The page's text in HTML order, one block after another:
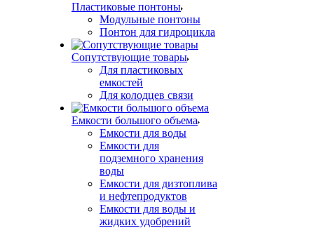
Пластиковые понтоны
Модульные понтоны
Понтон для гидроцикла
Сопутствующие товары
Для пластиковых
емкостей
Для колодцев связи
Емкости большого объема
Емкости для воды
Емкости для
подземного хранения
воды
Емкости для дизтоплива
и нефтепродуктов
Емкости для воды и
жидких удобрений